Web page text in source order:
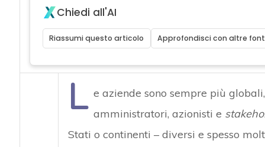
Chiedi all'AI
Riassumi questo articolo Approfondisci con altre
L e aziende sono sempre più
amministratori, azionisti e
Stati o continenti – diversi e spesso